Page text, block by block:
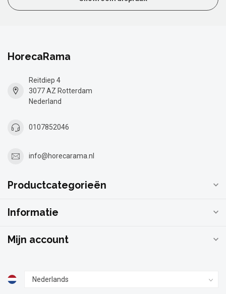
HorecaRama
Reitdiep 4
3077 AZ Rotterdam
Nederland
0107852046
info@horecarama.nl
Productcategorieën
Informatie
Mijn account